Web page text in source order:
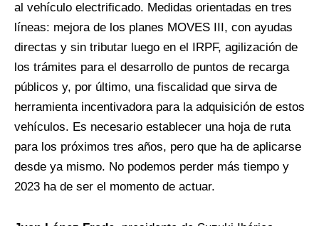
al vehículo electrificado. Medidas orientadas en tres
líneas: mejora de los planes MOVES III, con ayudas
directas y sin tributar luego en el IRPF, agilización de
los trámites para el desarrollo de puntos de recarga
públicos y, por último, una fiscalidad que sirva de
herramienta incentivadora para la adquisición de estos
vehículos. Es necesario establecer una hoja de ruta
para los próximos tres años, pero que ha de aplicarse
desde ya mismo. No podemos perder más tiempo y
2023 ha de ser el momento de actuar.